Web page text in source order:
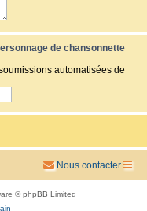
de chansonnette
automatisées de
Nous contacter
© phpBB Limited